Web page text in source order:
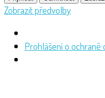
Zobrazit předvolby
Prohlášení o ochraně